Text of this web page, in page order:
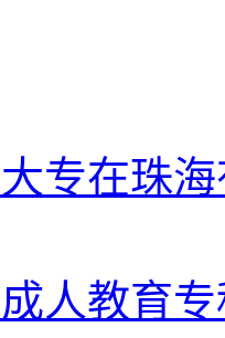
专在珠
人教育